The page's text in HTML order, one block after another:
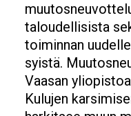
taloudellisista
toiminnan
syistä.
Vaasan
Kulujen